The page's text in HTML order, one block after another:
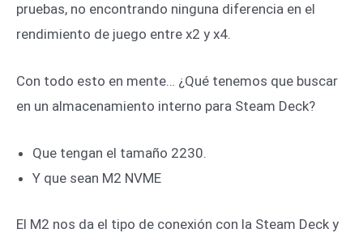
pruebas, no encontrando ninguna diferencia en el
rendimiento de juego entre x2 y x4.
Con todo esto en mente… ¿Qué tenemos que buscar
en un almacenamiento interno para Steam Deck?
Que tengan el tamaño 2230.
Y que sean M2 NVME
El M2 nos da el tipo de conexión con la Steam Deck y